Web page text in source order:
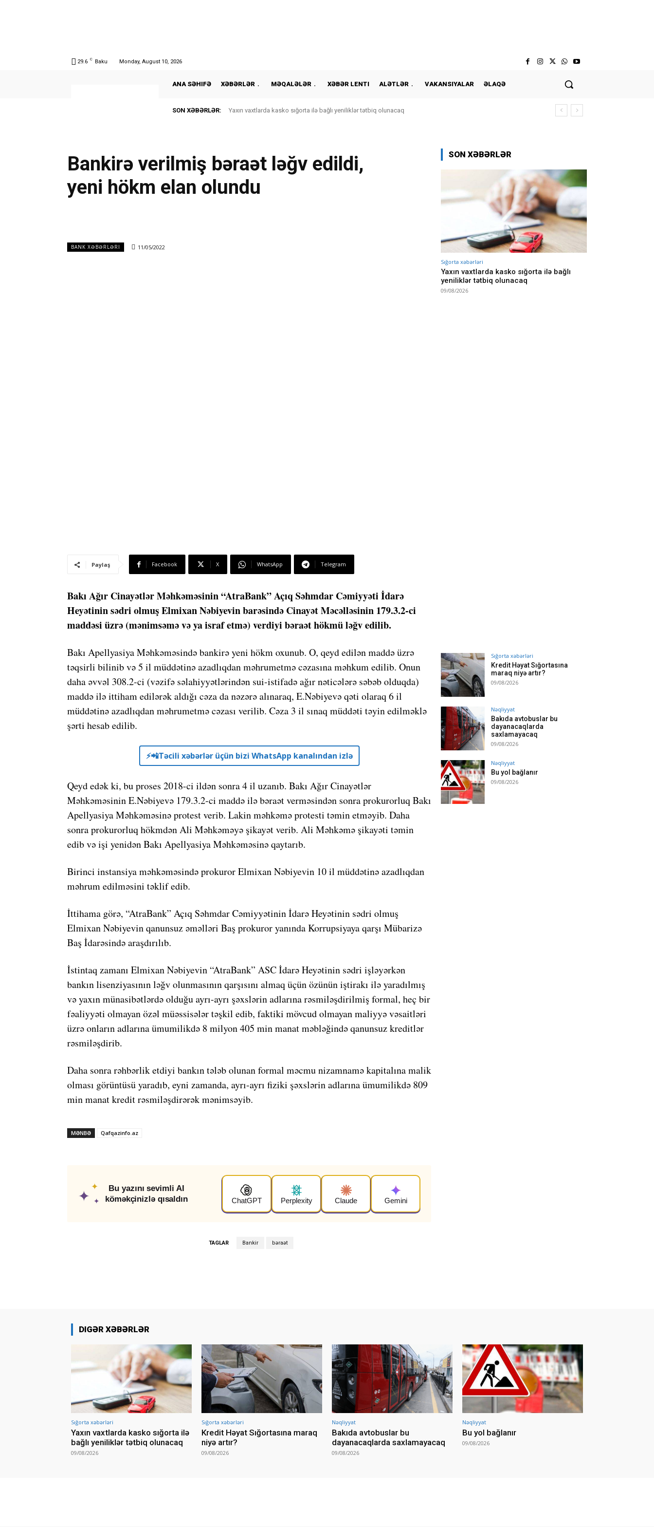
29.6 C Baku Monday, August 10, 2026
ANA SƏHIFƏ XƏBƏRLƏR MƏQALƏLƏR XƏBƏR LENTI ALƏTLƏR VAKANSIYALAR ƏLAQƏ
SON XƏBƏRLƏR: Yaxın vaxtlarda kasko sığorta ilə bağlı yeniliklər tətbiq olunacaq
Bankirə verilmiş bəraət ləğv edildi,
yeni hökm elan olundu
BANK XƏBƏRLƏRI 11/05/2022
Paylaş Facebook X WhatsApp Telegram
Bakı Ağır Cinayətlər Məhkəməsinin “AtraBank” Açıq Səhmdar Cəmiyyəti İdarə
Heyətinin sədri olmuş Elmixan Nəbiyevin barəsində Cinayət Məcəlləsinin 179.3.2-ci
maddəsi üzrə (mənimsəmə və ya israf etmə) verdiyi bəraət hökmü ləğv edilib.
Bakı Apellyasiya Məhkəməsində bankirə yeni hökm oxunub. O, qeyd edilən maddə üzrə
təqsirli bilinib və 5 il müddətinə azadlıqdan məhrumetmə cəzasına məhkum edilib. Onun
daha əvvəl 308.2-ci (vəzifə səlahiyyətlərindən sui-istifadə ağır nəticələrə səbəb olduqda)
maddə ilə ittiham edilərək aldığı cəza da nəzərə alınaraq, E.Nəbiyevə qəti olaraq 6 il
müddətinə azadlıqdan məhrumetmə cəzası verilib. Cəza 3 il sınaq müddəti təyin edilməklə
şərti hesab edilib.
⚡️📲Təcili xəbərlər üçün bizi WhatsApp kanalından izlə
Qeyd edək ki, bu proses 2018-ci ildən sonra 4 il uzanıb. Bakı Ağır Cinayətlər
Məhkəməsinin E.Nəbiyevə 179.3.2-ci maddə ilə bəraət verməsindən sonra prokurorluq Bakı
Apellyasiya Məhkəməsinə protest verib. Lakin məhkəmə protesti təmin etməyib. Daha
sonra prokurorluq hökmdən Ali Məhkəməyə şikayət verib. Ali Məhkəmə şikayəti təmin
edib və işi yenidən Bakı Apellyasiya Məhkəməsinə qaytarıb.
Birinci instansiya məhkəməsində prokuror Elmixan Nəbiyevin 10 il müddətinə azadlıqdan
məhrum edilməsini təklif edib.
İttihama görə, “AtraBank” Açıq Səhmdar Cəmiyyətinin İdarə Heyətinin sədri olmuş
Elmixan Nəbiyevin qanunsuz əməlləri Baş prokuror yanında Korrupsiyaya qarşı Mübarizə
Baş İdarəsində araşdırılıb.
İstintaq zamanı Elmixan Nəbiyevin “AtraBank” ASC İdarə Heyətinin sədri işləyərkən
bankın lisenziyasının ləğv olunmasının qarşısını almaq üçün özünün iştirakı ilə yaradılmış
və yaxın münasibətlərdə olduğu ayrı-ayrı şəxslərin adlarına rəsmiləşdirilmiş formal, heç bir
fəaliyyəti olmayan özəl müəssisələr təşkil edib, faktiki mövcud olmayan maliyyə vəsaitləri
üzrə onların adlarına ümumilikdə 8 milyon 405 min manat məbləğində qanunsuz kreditlər
rəsmiləşdirib.
Daha sonra rəhbərlik etdiyi bankın tələb olunan formal məcmu nizamnamə kapitalına malik
olması görüntüsü yaradıb, eyni zamanda, ayrı-ayrı fiziki şəxslərin adlarına ümumilikdə 809
min manat kredit rəsmiləşdirərək mənimsəyib.
MƏNBƏ Qafqazinfo.az
✦
✦
✦
Bu yazını sevimli AI
köməkçinizlə qısaldın
ChatGPT Perplexity Claude Gemini
TAGLAR Bankir bəraət
SON XƏBƏRLƏR
Sığorta xəbərləri
Yaxın vaxtlarda kasko sığorta ilə bağlı
yeniliklər tətbiq olunacaq
09/08/2026
Sığorta xəbərləri
Kredit Həyat Sığortasına
maraq niyə artır?
09/08/2026
Nəqliyyat
Bakıda avtobuslar bu
dayanacaqlarda
saxlamayacaq
09/08/2026
Nəqliyyat
Bu yol bağlanır
09/08/2026
DIGƏR XƏBƏRLƏR
Sığorta xəbərləri
Yaxın vaxtlarda kasko sığorta ilə
bağlı yeniliklər tətbiq olunacaq
09/08/2026
Sığorta xəbərləri
Kredit Həyat Sığortasına maraq
niyə artır?
09/08/2026
Nəqliyyat
Bakıda avtobuslar bu
dayanacaqlarda saxlamayacaq
09/08/2026
Nəqliyyat
Bu yol bağlanır
09/08/2026